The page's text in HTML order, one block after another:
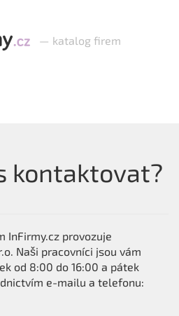
— katalog firem
kontaktovat?
InFirmy.cz provozuje
Naši pracovníci jsou vám
od 8:00 do 16:00 a pátek
e-mailu a telefonu: